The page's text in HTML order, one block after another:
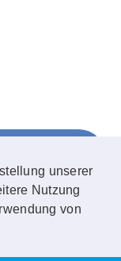
unserer
Nutzung
von